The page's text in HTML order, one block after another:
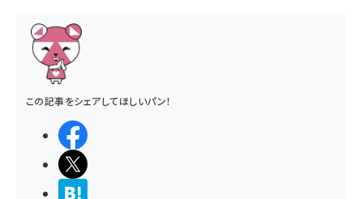
この記事をシェアしてほしいパン！